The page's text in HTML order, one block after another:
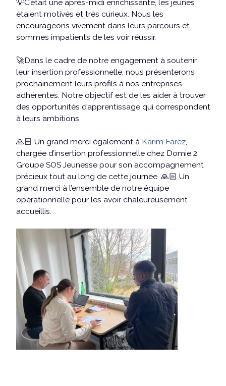
💡C’était une après-midi enrichissante, les jeunes
étaient motivés et très curieux. Nous les
encourageons vivement dans leurs parcours et
sommes impatients de les voir réussir.
🚀Dans le cadre de notre engagement à soutenir
leur insertion professionnelle, nous présenterons
prochainement leurs profils à nos entreprises
adhérentes. Notre objectif est de les aider à trouver
des opportunités d’apprentissage qui correspondent
à leurs ambitions.
🙏🏻 Un grand merci également à Karim Farez,
chargée d’insertion professionnelle chez Domie 2
Groupe SOS Jeunesse pour son accompagnement
précieux tout au long de cette journée. 🙏🏻 Un
grand merci à l’ensemble de notre équipe
opérationnelle pour les avoir chaleureusement
accueillis.